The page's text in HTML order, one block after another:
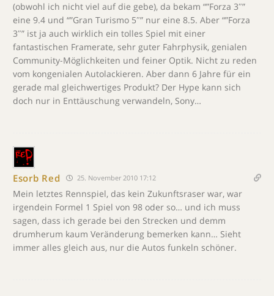
(obwohl ich nicht viel auf die gebe), da bekam “”Forza 3″”
eine 9.4 und “”Gran Turismo 5″” nur eine 8.5. Aber “”Forza
3″” ist ja auch wirklich ein tolles Spiel mit einer
fantastischen Framerate, sehr guter Fahrphysik, genialen
Community-Möglichkeiten und feiner Optik. Nicht zu reden
vom kongenialen Autolackieren. Aber dann 6 Jahre für ein
gerade mal gleichwertiges Produkt? Der Hype kann sich
doch nur in Enttäuschung verwandeln, Sony…
Esorb Red 25. November 2010 17:12
Mein letztes Rennspiel, das kein Zukunftsraser war, war
irgendein Formel 1 Spiel von 98 oder so… und ich muss
sagen, dass ich gerade bei den Strecken und demm
drumherum kaum Veränderung bemerken kann… Sieht
immer alles gleich aus, nur die Autos funkeln schöner.